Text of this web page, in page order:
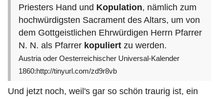
Priesters Hand und Kopulation, nämlich zum
hochwürdigsten Sacrament des Altars, um von
dem Gottgeistlichen Ehrwürdigen Herrn Pfarrer
N. N. als Pfarrer kopuliert zu werden.
Austria oder Oesterreichischer Universal-Kalender
1860:http://tinyurl.com/zd9r8vb
Und jetzt noch, weil's gar so schön traurig ist, ein